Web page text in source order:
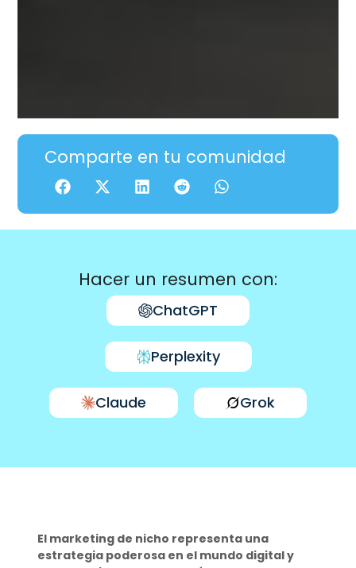
Comparte en tu comunidad
Hacer un resumen con:
ChatGPT
Perplexity
Claude Grok
El marketing de nicho representa una
estrategia poderosa en el mundo digital y